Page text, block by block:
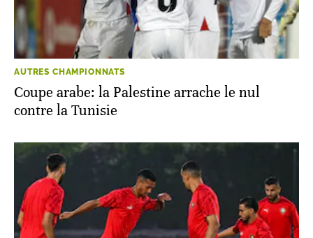
AUTRES CHAMPIONNATS
Coupe arabe: la Palestine arrache le nul
contre la Tunisie